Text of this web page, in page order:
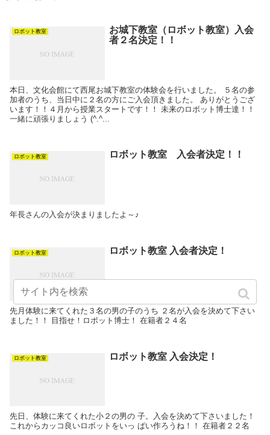
ロボット教室
お城下教室（ロボット教室）入会
者２名決定！！
本日、文化会館にて西尾お城下教室の体験会を行いました。 ５名の参
加者のうち、当日中に２名の方にご入会頂きました。 ありがとうござ
います！！４月から授業スタートです！！ 未来のロボット博士達！！
一緒に頑張りましょう (^.^...
ロボット教室 ロボット教室 入会者決定！！
年長さんの入会が決まりましたよ～♪
ロボット教室 ロボット教室 入会者決定！
先月体験に来てくれた３名の男の子のうち ２名が入会を決めて下さい
ました！！ 目指せ！ロボット博士！ 在籍者２４名
ロボット教室 ロボット教室 入会決定！
先日、体験に来てくれた小２の男の 子。入会を決めて下さいました！
これからカッコ良いロボットをいっ ぱい作ろうね！！ 在籍者２２名